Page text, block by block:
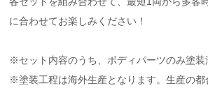
に合わせてお楽しみください！
※セット内容のうち、ボディパーツのみ塗装
※塗装工程は海外生産となります。生産の都